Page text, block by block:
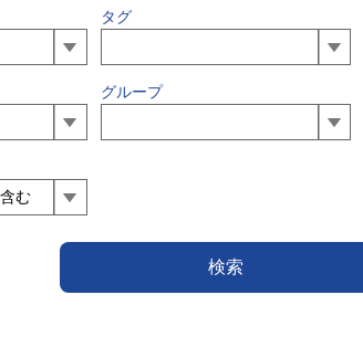
タグ
グループ